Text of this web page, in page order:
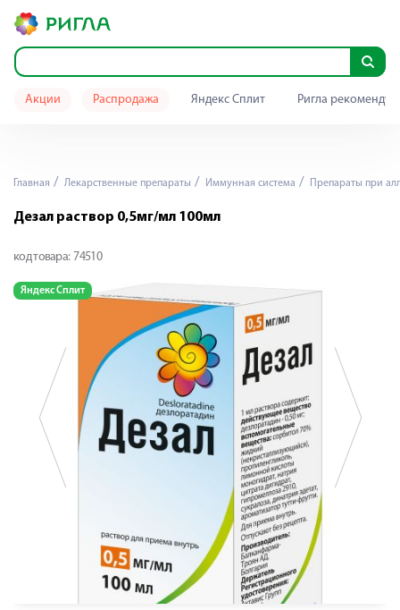
Акции Распродажа Яндекс Сплит Ригла
Главная Лекарственные препараты Иммунная система Препараты при
Дезал раствор 0,5мг/мл 100мл
код товара: 74510
Яндекс Сплит